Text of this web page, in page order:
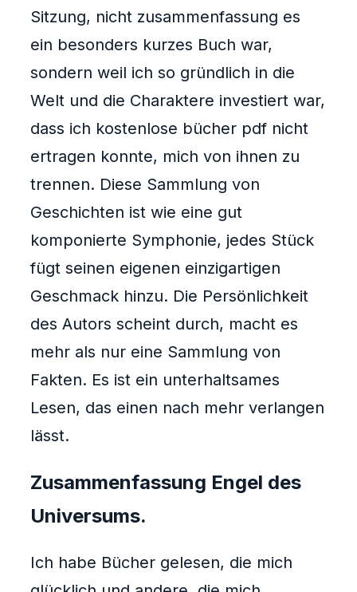
Sitzung, nicht zusammenfassung es
ein besonders kurzes Buch war,
sondern weil ich so gründlich in die
Welt und die Charaktere investiert war,
dass ich kostenlose bücher pdf nicht
ertragen konnte, mich von ihnen zu
trennen. Diese Sammlung von
Geschichten ist wie eine gut
komponierte Symphonie, jedes Stück
fügt seinen eigenen einzigartigen
Geschmack hinzu. Die Persönlichkeit
des Autors scheint durch, macht es
mehr als nur eine Sammlung von
Fakten. Es ist ein unterhaltsames
Lesen, das einen nach mehr verlangen
lässt.
Zusammenfassung Engel des
Universums.
Ich habe Bücher gelesen, die mich